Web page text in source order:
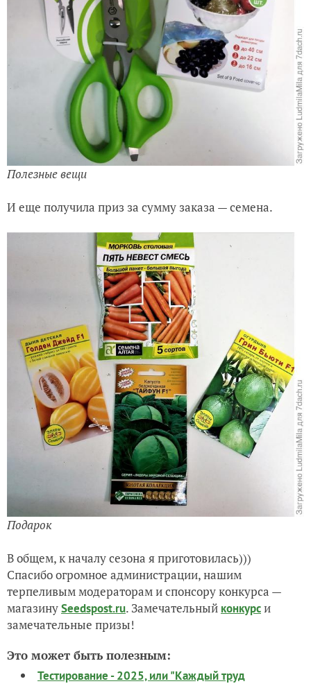
Полезные вещи
И еще получила приз за сумму заказа — семена.
Подарок
В общем, к началу сезона я приготовилась)))
Спасибо огромное администрации, нашим
терпеливым модераторам и спонсору конкурса —
магазинуSeedspost.ru. Замечательный конкурси
замечательные призы!
Это может быть полезным:
Тестирование - 2025, или "Каждый труд